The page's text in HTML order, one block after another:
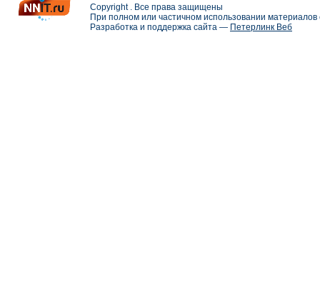
Copyright . Все права защищены
При полном или частичном использовании
Разработка и поддержка сайта — Петерлинк Веб